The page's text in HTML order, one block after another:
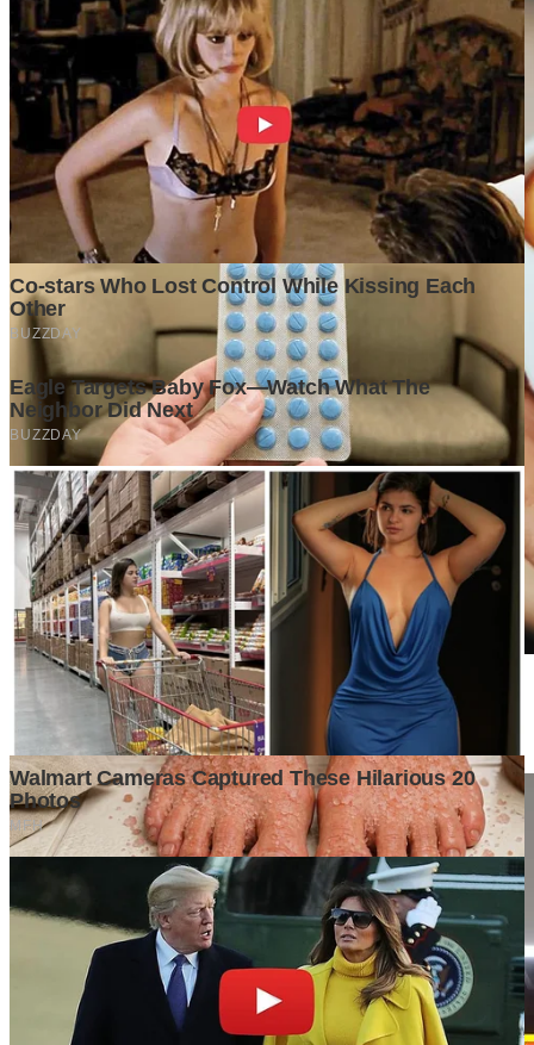
Family Friendly Cafe in Canggu with Kids & Toddlers: 10 Best
Cafés for Parents & Little Ones
2 weeks ago